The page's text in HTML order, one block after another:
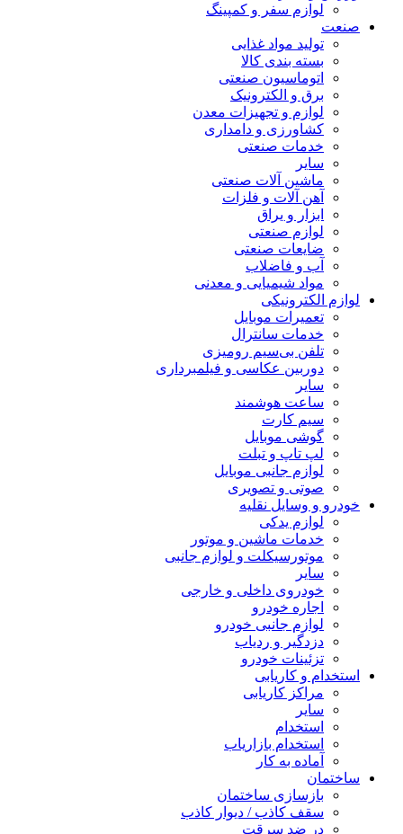
لوازم سفر و کمپینگ
صنعت
تولید مواد غذایی
بسته بندی کالا
اتوماسیون صنعتی
برق و الکترونیک
لوازم و تجهیزات معدن
کشاورزی و دامداری
خدمات صنعتی
سایر
ماشین آلات صنعتی
آهن آلات و فلزات
ابزار و یراق
لوازم صنعتی
ضایعات صنعتی
آب و فاضلاب
مواد شیمیایی و معدنی
لوازم الکترونیکی
تعمیرات موبایل
خدمات سانترال
تلفن بی‌سیم رومیزی
دوربین عکاسی و فیلمبرداری
سایر
ساعت هوشمند
سیم کارت
گوشی موبایل
لپ تاپ و تبلت
لوازم جانبی موبایل
صوتی و تصویری
خودرو و وسایل نقلیه
لوازم یدکی
خدمات ماشین و موتور
موتورسیکلت و لوازم جانبی
سایر
خودروی داخلی و خارجی
اجاره خودرو
لوازم جانبی خودرو
دزدگیر و ردیاب
تزئینات خودرو
استخدام و کاریابی
مراکز کاریابی
سایر
استخدام
استخدام بازاریاب
آماده به کار
ساختمان
بازسازی ساختمان
سقف کاذب / دیوار کاذب
در ضد سرقت